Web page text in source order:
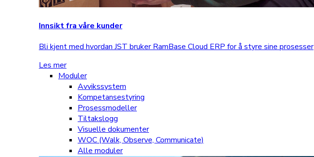
Innsikt fra våre kunder
Bli kjent med hvordan JST bruker RamBase Cloud ERP for å styre sine prosesser
Les mer
Moduler
Avvikssystem
Kompetansestyring
Prosessmodeller
Tiltakslogg
Visuelle dokumenter
WOC (Walk, Observe, Communicate)
Alle moduler